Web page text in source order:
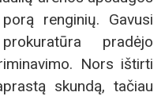
renginių. Gavusi
pradėjo
Nors ištirti
skundą, tačiau